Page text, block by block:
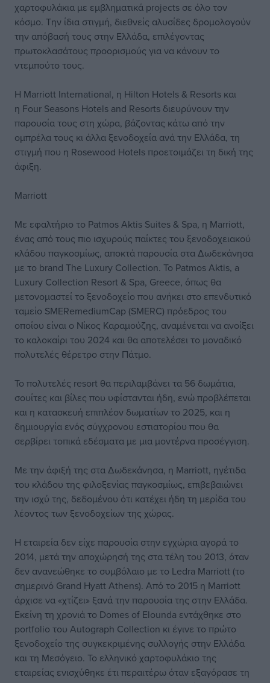
χαρτοφυλάκια με εμβληματικά projects σε όλο τον
κόσμο. Την ίδια στιγμή, διεθνείς αλυσίδες δρομολογούν
την απόβασή τους στην Ελλάδα, επιλέγοντας
πρωτοκλασάτους προορισμούς για να κάνουν το
ντεμπούτο τους.
Η Marriott International, η Hilton Hotels & Resorts και
η Four Seasons Hotels and Resorts διευρύνουν την
παρουσία τους στη χώρα, βάζοντας κάτω από την
ομπρέλα τους κι άλλα ξενοδοχεία ανά την Ελλάδα, τη
στιγμή που η Rosewood Hotels προετοιμάζει τη δική της
άφιξη.
Marriott
Με εφαλτήριο το Patmos Aktis Suites & Spa, η Marriott,
ένας από τους πιο ισχυρούς παίκτες του ξενοδοχειακού
κλάδου παγκοσμίως, αποκτά παρουσία στα Δωδεκάνησα
με το brand The Luxury Collection. Το Patmos Aktis, a
Luxury Collection Resort & Spa, Greece, όπως θα
μετονομαστεί το ξενοδοχείο που ανήκει στο επενδυτικό
ταμείο SMERemediumCap (SMERC) πρόεδρος του
οποίου είναι ο Νίκος Καραμούζης, αναμένεται να ανοίξει
το καλοκαίρι του 2024 και θα αποτελέσει το μοναδικό
πολυτελές θέρετρο στην Πάτμο.
Το πολυτελές resort θα περιλαμβάνει τα 56 δωμάτια,
σουίτες και βίλες που υφίστανται ήδη, ενώ προβλέπεται
και η κατασκευή επιπλέον δωματίων το 2025, και η
δημιουργία ενός σύγχρονου εστιατορίου που θα
σερβίρει τοπικά εδέσματα με μια μοντέρνα προσέγγιση.
Με την άφιξή της στα Δωδεκάνησα, η Marriott, ηγέτιδα
του κλάδου της φιλοξενίας παγκοσμίως, επιβεβαιώνει
την ισχύ της, δεδομένου ότι κατέχει ήδη τη μερίδα του
λέοντος των ξενοδοχείων της χώρας.
Η εταιρεία δεν είχε παρουσία στην εγχώρια αγορά το
2014, μετά την αποχώρησή της στα τέλη του 2013, όταν
δεν ανανεώθηκε το συμβόλαιο με το Ledra Marriott (το
σημερινό Grand Hyatt Athens). Από το 2015 η Marriott
άρχισε να «χτίζει» ξανά την παρουσία της στην Ελλάδα.
Εκείνη τη χρονιά το Domes of Elounda εντάχθηκε στο
portfolio του Autograph Collection κι έγινε το πρώτο
ξενοδοχείο της συγκεκριμένης συλλογής στην Ελλάδα
και τη Μεσόγειο. Το ελληνικό χαρτοφυλάκιο της
εταιρείας ενισχύθηκε έτι περαιτέρω όταν εξαγόρασε τη